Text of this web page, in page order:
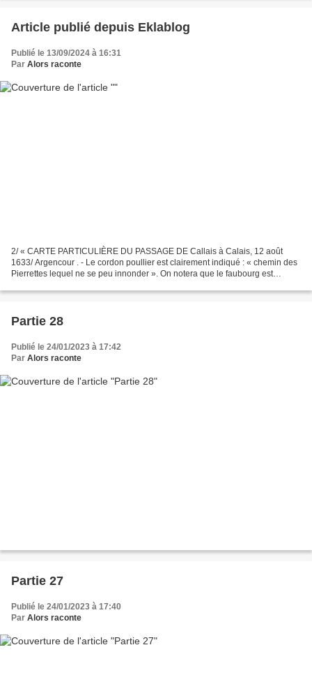
Article publié depuis Eklablog
Publié le 13/09/2024 à 16:31
Par Alors raconte
2/ « CARTE PARTICULIÈRE DU PASSAGE DE Callais à Calais, 12 août
1633/ Argencour . - Le cordon poullier est clairement indiqué : « chemin des
Pierrettes lequel ne se peu innonder ». On notera que le faubourg est
Partie 28
Publié le 24/01/2023 à 17:42
Par Alors raconte
Partie 27
Publié le 24/01/2023 à 17:40
Par Alors raconte